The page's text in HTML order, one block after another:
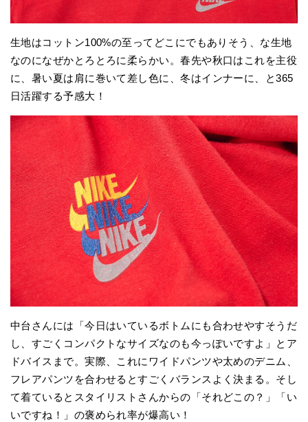
生地はコットン100%の至ってどこにでもありそう、な生地
なのになぜかとろとろに柔らかい。春先や秋口はこれを主役
に、暑い夏は肩に巻いて差し色に、冬はインナーに、と365
日活躍する予感大！
中台さんには「今日はいているボトムにも合わせやすそうだ
し、すごくコンパクトなサイズなのも今っぽいですよ」とア
ドバイスまで。実際、これにワイドパンツや太めのデニム、
フレアパンツを合わせるとすごくバランスよく決まる。そし
て着ているとスタイリストさんからの「それどこの？」「い
いですね！」の褒められ率が爆高い！